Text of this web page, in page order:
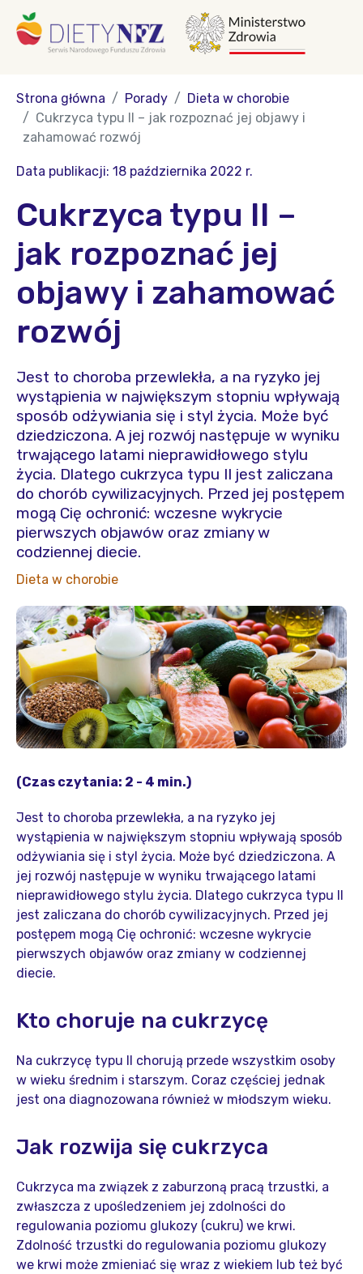
Strona główna Porady
Dieta w chorobie
Cukrzyca typu II – jak rozpoznać jej objawy i
zahamować rozwój
Data publikacji: 18 października 2022 r.
Cukrzyca typu II –
jak rozpoznać jej
objawy i zahamować
rozwój
Jest to choroba przewlekła, a na ryzyko jej
wystąpienia w największym stopniu wpływają
sposób odżywiania się i styl życia. Może być
dziedziczona. A jej rozwój następuje w wyniku
trwającego latami nieprawidłowego stylu
życia. Dlatego cukrzyca typu II jest zaliczana
do chorób cywilizacyjnych. Przed jej postępem
mogą Cię ochronić: wczesne wykrycie
pierwszych objawów oraz zmiany w
codziennej diecie.
Dieta w chorobie
(Czas czytania: 2 - 4 min.)
Jest to choroba przewlekła, a na ryzyko jej
wystąpienia w największym stopniu wpływają sposób
odżywiania się i styl życia. Może być dziedziczona. A
jej rozwój następuje w wyniku trwającego latami
nieprawidłowego stylu życia. Dlatego cukrzyca typu II
jest zaliczana do chorób cywilizacyjnych. Przed jej
postępem mogą Cię ochronić: wczesne wykrycie
pierwszych objawów oraz zmiany w codziennej
diecie.
Kto choruje na cukrzycę
Na cukrzycę typu II chorują przede wszystkim osoby
w wieku średnim i starszym. Coraz częściej jednak
jest ona diagnozowana również w młodszym wieku.
Jak rozwija się cukrzyca
Cukrzyca ma związek z zaburzoną pracą trzustki, a
zwłaszcza z upośledzeniem jej zdolności do
regulowania poziomu glukozy (cukru) we krwi.
Zdolność trzustki do regulowania poziomu glukozy
we krwi może zmieniać się wraz z wiekiem lub też być